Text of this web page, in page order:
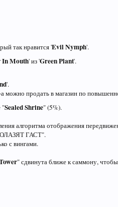
так нравится 'Evil Nymph'.
In Mouth' из 'Green Plant'.
'.
можно продать в магазин по
"Sealed Shrine" (5%).
алгоритма отображения
ГАСТ".
с вингами.
" сдвинута ближе к саммону,